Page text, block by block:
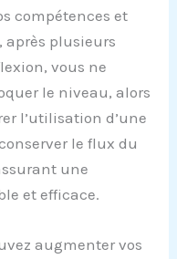
compétences et
après plusieurs
vous ne
le niveau, alors
l’utilisation d’une
le flux du
une
et efficace.
augmenter vos